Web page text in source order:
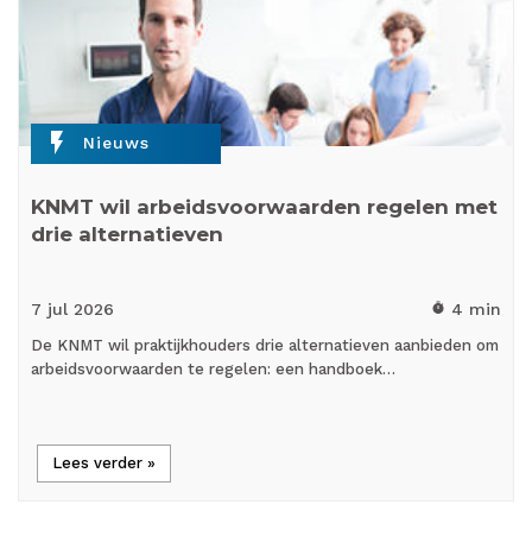
flash_on Nieuws
KNMT wil arbeidsvoorwaarden regelen met
drie alternatieven
7 jul 2026 timer 4 min
De KNMT wil praktijkhouders drie alternatieven aanbieden om
arbeidsvoorwaarden te regelen: een handboek…
Lees verder »